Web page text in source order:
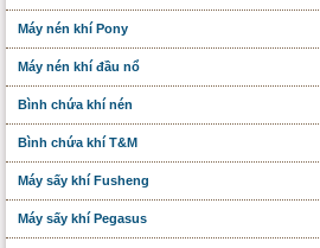
Máy nén khí Pony
Máy nén khí đầu nổ
Bình chứa khí nén
Bình chứa khí T&M
Máy sấy khí Fusheng
Máy sấy khí Pegasus